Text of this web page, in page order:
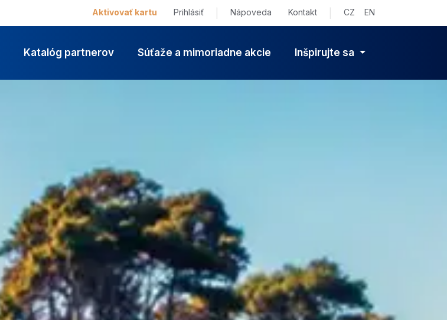
Aktivovať kartu Prihlásiť Nápoveda Kontakt CZ EN
Katalóg partnerov Súťaže a mimoriadne akcie Inšpirujte sa